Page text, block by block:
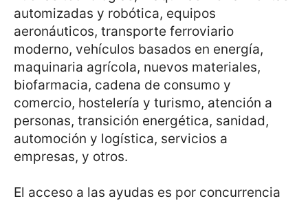
automizadas y robótica, equipos
aeronáuticos, transporte ferroviario
moderno, vehículos basados en energía,
maquinaria agrícola, nuevos materiales,
biofarmacia, cadena de consumo y
comercio, hostelería y turismo, atención a
personas, transición energética, sanidad,
automoción y logística, servicios a
empresas, y otros.
El acceso a las ayudas es por concurrencia